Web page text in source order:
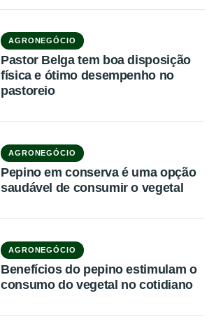
AGRONEGÓCIO
Pastor Belga tem boa disposição
física e ótimo desempenho no
pastoreio
AGRONEGÓCIO
Pepino em conserva é uma opção
saudável de consumir o vegetal
AGRONEGÓCIO
Benefícios do pepino estimulam o
consumo do vegetal no cotidiano